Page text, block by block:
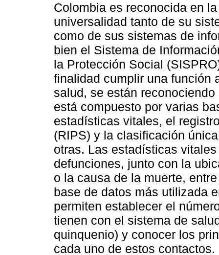
Colombia es reconocida en
universalidad tanto de su
como de sus sistemas de
bien el Sistema de
la Protección Social
finalidad cumplir una función
salud, se están
está compuesto por varias
estadísticas vitales, el
(RIPS) y la clasificación
otras. Las estadísticas
defunciones, junto con la
o la causa de la muerte,
base de datos más utilizada
permiten establecer el
tienen con el sistema de
quinquenio) y conocer los
cada uno de estos